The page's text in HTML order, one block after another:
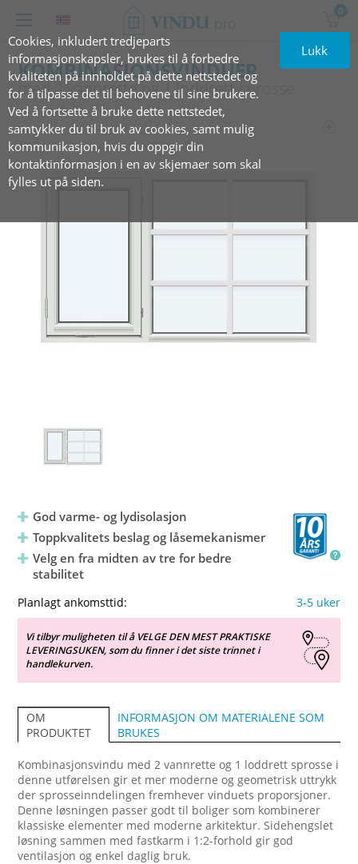
Cookies, inkludert tredjeparts
informasjonskapsler, brukes til å forbedre
kvaliteten på innholdet på dette nettstedet og
for å tilpasse det til behovene til sine brukere.
Ved å fortsette å bruke dette nettstedet,
samtykker du til bruk av cookies, samt mulig
kommunikasjon, hvis du oppgir din
kontaktinformasjon i en av skjemaer som skal
fylles ut på siden.
Lukk
0
KOMBINASJONSVINDUER
med 2 vannrette‏‏‎ ‎og 1‏‏‎ ‎loddrett‏‏‎ ‎sprosse
God varme- og lydisolasjon
Toppkvalitets beslag og låsemekanismer
Velg en fra midten av tre for bedre
stabilitet
Planlagt ankomsttid: 3-5 uker
Vi tilbyr muligheten til å VELGE DEN MEST PRAKTISKE
LEVERINGSUKEN, som du finner i det siste trinnet i
handlekurven.
OM
PRODUKTET
INFORMASJON OM MATERIALENE SOM
BRUKES
Kombinasjonsvindu med 2 vannrette og 1 loddrett sprosse i
denne utførelsen gir et mer moderne og geometrisk uttrykk
der sprosseinndelingen fremhever vinduets proporsjoner.
Denne løsningen passer godt til boliger som kombinerer
klassiske elementer med moderne arkitektur. Sidehengslet
løsning sammen med fastkarm i 1:2-forhold gir god
ventilasjon og enkel daglig bruk.